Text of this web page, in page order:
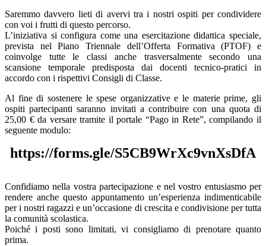
Saremmo davvero lieti di avervi tra i nostri ospiti per condividere
con voi i frutti di questo percorso.
L’iniziativa si configura come una esercitazione didattica speciale,
prevista nel Piano Triennale dell’Offerta Formativa (PTOF) e
coinvolge tutte le classi anche trasversalmente secondo una
scansione temporale predisposta dai docenti tecnico-pratici in
accordo con i rispettivi Consigli di Classe.
Al fine di sostenere le spese organizzative e le materie prime, gli
ospiti partecipanti saranno invitati a contribuire con una quota di
25,00 € da versare tramite il portale “Pago in Rete”, compilando il
seguente modulo:
https://forms.gle/S5CB9WrXc9vnXsDfA
Confidiamo nella vostra partecipazione e nel vostro entusiasmo per
rendere anche questo appuntamento un’esperienza indimenticabile
per i nostri ragazzi e un’occasione di crescita e condivisione per tutta
la comunità scolastica.
Poiché i posti sono limitati, vi consigliamo di prenotare quanto
prima.